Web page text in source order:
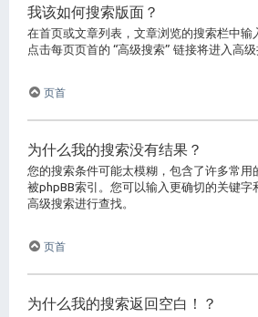
我该如何搜索版面？
在首页或文章列表，文章浏览的搜索栏中输
点击每页页首的 “高级搜索” 链接将进入高级
页首
为什么我的搜索没有结果？
您的搜索条件可能太模糊，包含了许多常用
被phpBB索引。您可以输入更确切的关键字
高级搜索进行查找。
页首
为什么我的搜索返回空白！？